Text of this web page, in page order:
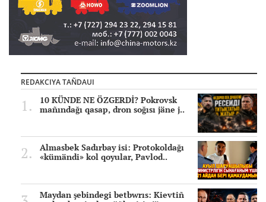
REDAKCIYA TAÑDAUI
10 KÜNDE NE ÖZGERDİ? Pokrovsk
mañındağı qasap, dron soğısı jäne j..
Almasbek Sadırbay isi: Protokoldağı
«kümändi» kol qoyular, Pavlod..
Maydan şebindegi betbwrıs: Kievtiñ